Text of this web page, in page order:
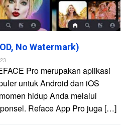
No Watermark)
Pro merupakan aplikasi
untuk Android dan iOS
hidup Anda melalui
Reface App Pro juga […]